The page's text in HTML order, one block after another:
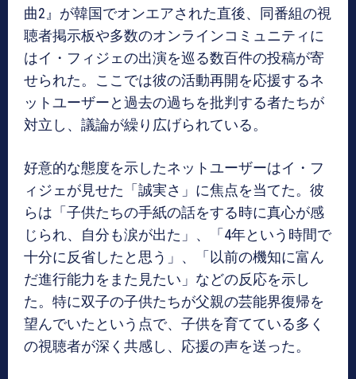
曲2』が韓国でオンエアされた直後、同番組の視
聴者掲示板や多数のオンラインコミュニティに
はイ・フィジェの出演を巡る数百件の投稿が寄
せられた。ここでは彼の活動再開を応援するネ
ットユーザーと過去の過ちを批判する者たちが
対立し、議論が繰り広げられている。
好意的な態度を示したネットユーザーはイ・フ
ィジェが見せた「誠実さ」に焦点を当てた。彼
らは「子供たちの手紙の話をする時に真心が感
じられ、自分も涙が出た」、「4年という時間で
十分に反省したと思う」、「以前の機知に富ん
だ進行能力をまた見たい」などの反応を示し
た。特に双子の子供たちが父親の芸能界復帰を
望んでいたという点で、子供を育てている多く
の視聴者が深く共感し、応援の声を送った。